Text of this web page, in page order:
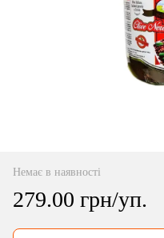
Немає в наявності
279.00 грн/уп.